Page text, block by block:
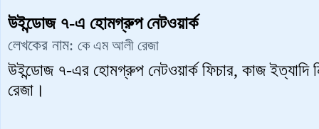
উইন্ডোজ ৭-এ হোমগ্রুপ নেটওয়ার্ক
লেখকের নাম: কে এম আলী রেজা
উইন্ডোজ ৭-এর হোমগ্রুপ নেটওয়ার্ক ফিচার, কাজ ইত্যাদি
রেজা।